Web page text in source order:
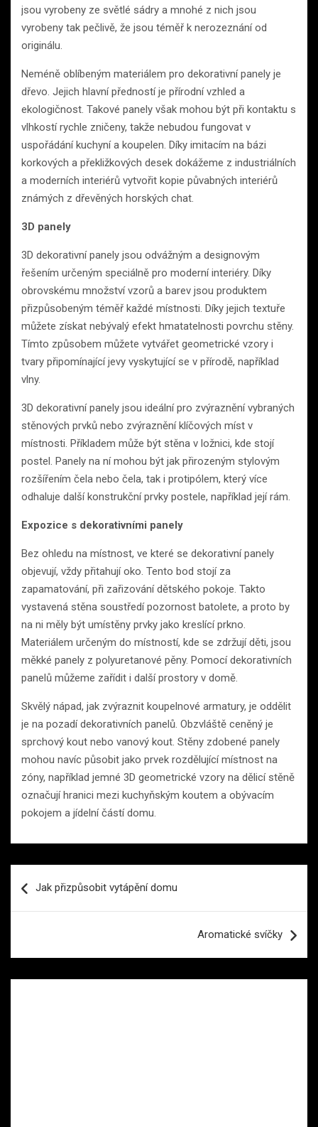
jsou vyrobeny ze světlé sádry a mnohé z nich jsou
vyrobeny tak pečlivě, že jsou téměř k nerozeznání od
originálu.
Neméně oblíbeným materiálem pro dekorativní panely je
dřevo. Jejich hlavní předností je přírodní vzhled a
ekologičnost. Takové panely však mohou být při kontaktu s
vlhkostí rychle zničeny, takže nebudou fungovat v
uspořádání kuchyní a koupelen. Díky imitacím na bázi
korkových a překližkových desek dokážeme z industriálních
a moderních interiérů vytvořit kopie půvabných interiérů
známých z dřevěných horských chat.
3D panely
3D dekorativní panely jsou odvážným a designovým
řešením určeným speciálně pro moderní interiéry. Díky
obrovskému množství vzorů a barev jsou produktem
přizpůsobeným téměř každé místnosti. Díky jejich textuře
můžete získat nebývalý efekt hmatatelnosti povrchu stěny.
Tímto způsobem můžete vytvářet geometrické vzory i
tvary připomínající jevy vyskytující se v přírodě, například
vlny.
3D dekorativní panely jsou ideální pro zvýraznění vybraných
stěnových prvků nebo zvýraznění klíčových míst v
místnosti. Příkladem může být stěna v ložnici, kde stojí
postel. Panely na ní mohou být jak přirozeným stylovým
rozšířením čela nebo čela, tak i protipólem, který více
odhaluje další konstrukční prvky postele, například její rám.
Expozice s dekorativními panely
Bez ohledu na místnost, ve které se dekorativní panely
objevují, vždy přitahují oko. Tento bod stojí za
zapamatování, při zařizování dětského pokoje. Takto
vystavená stěna soustředí pozornost batolete, a proto by
na ni měly být umístěny prvky jako kreslící prkno.
Materiálem určeným do místností, kde se zdržují děti, jsou
měkké panely z polyuretanové pěny. Pomocí dekorativních
panelů můžeme zařídit i další prostory v domě.
Skvělý nápad, jak zvýraznit koupelnové armatury, je oddělit
je na pozadí dekorativních panelů. Obzvláště ceněný je
sprchový kout nebo vanový kout. Stěny zdobené panely
mohou navíc působit jako prvek rozdělující místnost na
zóny, například jemné 3D geometrické vzory na dělicí stěně
označují hranici mezi kuchyňským koutem a obývacím
pokojem a jídelní částí domu.
proJak přizpůsobit vytápění domu
Aromatické svíčky